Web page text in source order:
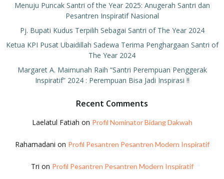
Menuju Puncak Santri of the Year 2025: Anugerah Santri dan
Pesantren Inspiratif Nasional
Pj. Bupati Kudus Terpilih Sebagai Santri of The Year 2024
Ketua KPI Pusat Ubaidillah Sadewa Terima Penghargaan Santri of
The Year 2024
Margaret A. Maimunah Raih “Santri Perempuan Penggerak
Inspiratif” 2024 : Perempuan Bisa Jadi Inspirasi !!
Recent Comments
Laelatul Fatiah on Profil Nominator Bidang Dakwah
Rahamadani on Profil Pesantren Pesantren Modern Inspiratif
Tri on Profil Pesantren Pesantren Modern Inspiratif